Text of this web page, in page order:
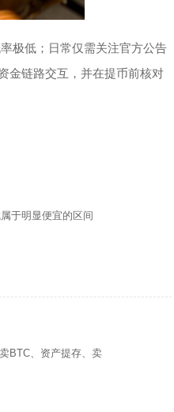
极低；日常仅需关注官方公告
金链路交互，并在提币前核对
于明显便宜的区间
BTC、资产提存、卖